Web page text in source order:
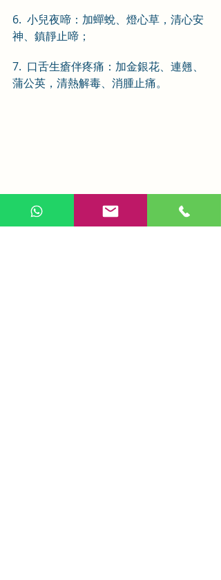
6.  小兒夜啼：加蟬蛻、燈心草，清心安
神、鎮靜止啼；
7.  口舌生瘡伴疼痛：加金銀花、連翹、
蒲公英，清熱解毒、消腫止痛。